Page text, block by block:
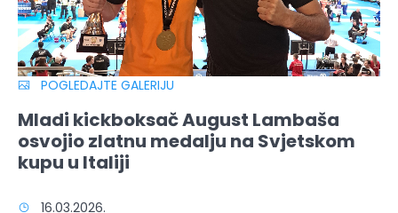
POGLEDAJTE GALERIJU
Mladi kickboksač August Lambaša
osvojio zlatnu medalju na Svjetskom
kupu u Italiji
16.03.2026.